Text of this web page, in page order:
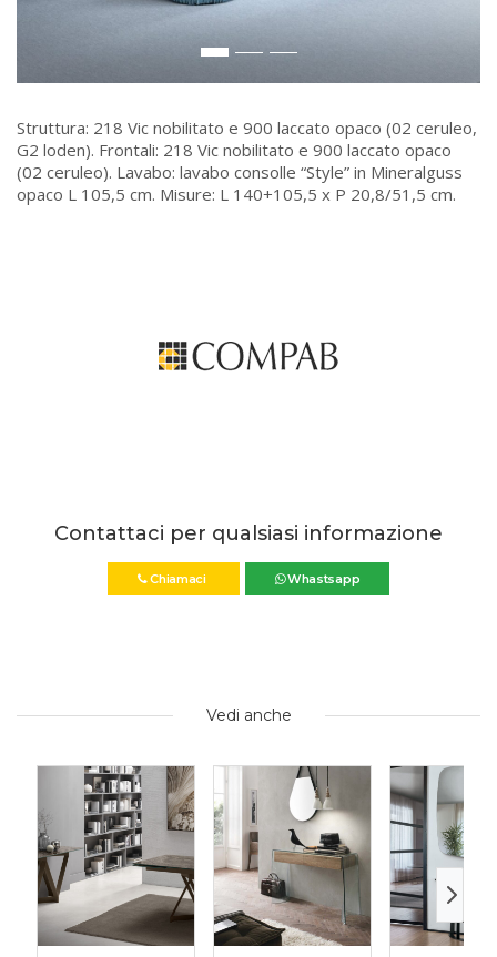
Struttura: 218 Vic nobilitato e 900 laccato opaco (02 ceruleo,
G2 loden). Frontali: 218 Vic nobilitato e 900 laccato opaco
(02 ceruleo). Lavabo: lavabo consolle “Style” in Mineralguss
opaco L 105,5 cm. Misure: L 140+105,5 x P 20,8/51,5 cm.
Contattaci per qualsiasi informazione
Chiamaci Whastsapp
Vedi anche